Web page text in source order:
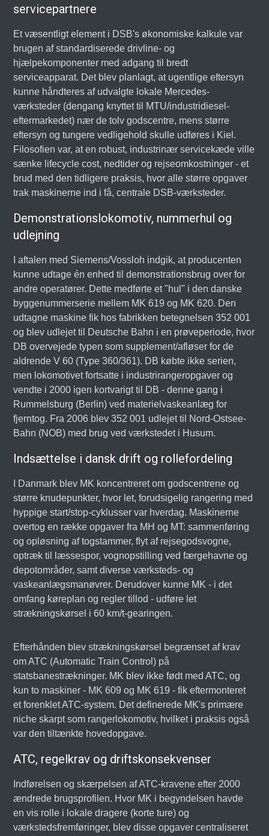
servicepartnere
Et væsentligt element i DSB's økonomiske kalkule var
brugen af standardiserede drivline- og
hjælpekomponenter med adgang til bredt
serviceapparat. Det blev planlagt, at ugentlige eftersyn
kunne håndteres af udvalgte lokale Mercedes-
værksteder (dengang knyttet til MTU/industridiesel-
eftermarkedet) nær de tolv godscentre, mens større
eftersyn og tungere vedligehold skulle udføres i Kiel.
Filosofien var, at en robust, industrinær servicekæde ville
sænke lifecycle cost, nedtider og rejseomkostninger - et
brud med den tidligere praksis, hvor alle større opgaver
trak maskinerne ind i få, centrale DSB-værksteder.
Demonstrationslokomotiv, nummerhul og
udlejning
I aftalen med Siemens/Vossloh indgik, at producenten
kunne udtage én enhed til demonstrationsbrug over for
andre operatører. Dette medførte et "hul" i den danske
byggenummerserie mellem MK 619 og MK 620. Den
udtagne maskine fik hos fabrikken betegnelsen 352 001
og blev udlejet til Deutsche Bahn i en prøveperiode, hvor
DB overvejede typen som supplement/afløser for de
aldrende V 60 (Type 360/361). DB købte ikke serien,
men lokomotivet fortsatte i industrirangeropgaver og
vendte i 2000 igen kortvarigt til DB - denne gang i
Rummelsburg (Berlin) ved materielvaskeanlæg for
fjerntog. Fra 2006 blev 352 001 udlejet til Nord-Ostsee-
Bahn (NOB) med brug ved værkstedet i Husum.
Indsættelse i dansk drift og rollefordeling
I Danmark blev MK koncentreret om godscentrene og
større knudepunkter, hvor let, forudsigelig rangering med
hyppige start/stop-cyklusser var hverdag. Maskinerne
overtog en række opgaver fra MH og MT: sammenføring
og opløsning af togstammer, flyt af rejsegodsvogne,
optræk til læssespor, vognopstilling ved færgehavne og
depotområder, samt diverse værksteds- og
vaskeanlægsmanøvrer. Derudover kunne MK - i det
omfang køreplan og regler tillod - udføre let
strækningskørsel i 60 km/t-gearingen.
Efterhånden blev strækningskørsel begrænset af krav
om ATC (Automatic Train Control) på
statsbanestrækninger. MK blev ikke født med ATC, og
kun to maskiner - MK 609 og MK 619 - fik eftermonteret
et forenklet ATC-system. Det definerede MK's primære
niche skarpt som rangerlokomotiv, hvilket i praksis også
var den tiltænkte hovedopgave.
ATC, regelkrav og driftskonsekvenser
Indførelsen og skærpelsen af ATC-kravene efter 2000
ændrede brugsprofilen. Hvor MK i begyndelsen havde
en vis rolle i lokale dragere (korte ture) og
værkstedsfremføringer, blev disse opgaver centraliseret